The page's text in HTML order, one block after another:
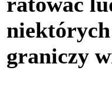
graniczy